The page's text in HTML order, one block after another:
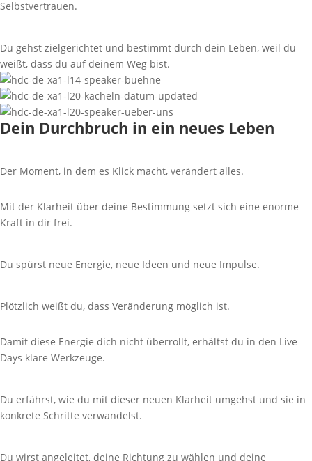
Selbstvertrauen.
Du gehst zielgerichtet und bestimmt durch dein Leben, weil du
weißt, dass du auf deinem Weg bist.
Dein Durchbruch in ein neues Leben
Der Moment, in dem es Klick macht, verändert alles.
Mit der Klarheit über deine Bestimmung setzt sich eine enorme
Kraft in dir frei.
Du spürst neue Energie, neue Ideen und neue Impulse.
Plötzlich weißt du, dass Veränderung möglich ist.
Damit diese Energie dich nicht überrollt, erhältst du in den Live
Days klare Werkzeuge.
Du erfährst, wie du mit dieser neuen Klarheit umgehst und sie in
konkrete Schritte verwandelst.
Du wirst angeleitet, deine Richtung zu wählen und deine